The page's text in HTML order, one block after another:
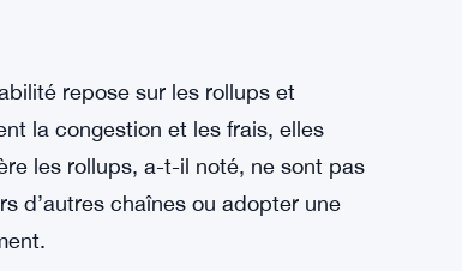
repose sur les rollups et
la congestion et les frais, elles
les rollups, a-t-il noté, ne sont pas
d’autres chaînes ou adopter une